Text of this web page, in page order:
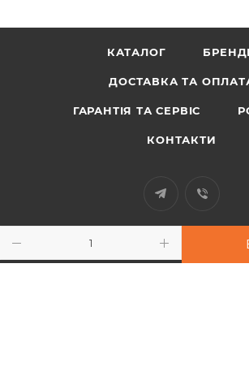
КАТАЛОГ
ДОСТАВКА ТА
ГАРАНТІЯ ТА СЕРВІС
КОНТАКТИ
+38 097 948 33 91